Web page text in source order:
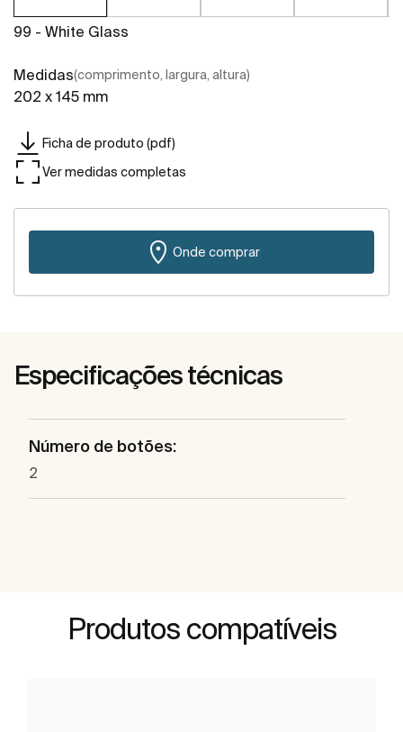
99 - White Glass
Medidas(comprimento, largura, altura)
202 x 145 mm
Ficha de produto (pdf)
Ver medidas completas
Onde comprar
Especificações técnicas
Número de botões:
2
Produtos compatíveis